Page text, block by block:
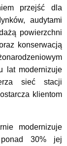
przejść dla
audytami
powierzchni
konserwacją
lat modernizuje
sieć stacji
klientom
modernizuje
ponad 30% jej